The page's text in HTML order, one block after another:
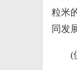
粒米
同发
(